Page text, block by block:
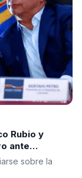
Rubio y
ante
sobre la